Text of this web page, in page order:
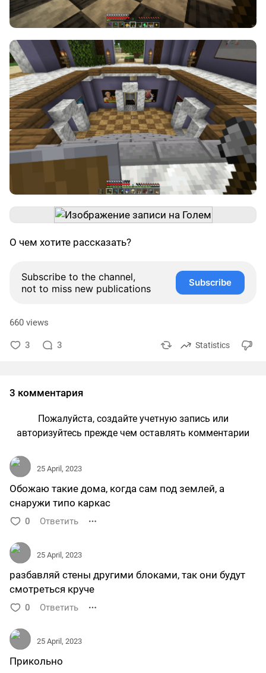
О чем хотите рассказать?
Subscribe to the channel,
not to miss new publications
Subscribe
660 views
3 3 Statistics
3 комментария
Пожалуйста, создайте учетную запись или
авторизуйтесь прежде чем оставлять комментарии
25 April, 2023
Обожаю такие дома, когда сам под землей, а
снаружи типо каркас
0 Ответить
25 April, 2023
разбавляй стены другими блоками, так они будут
смотреться круче
0 Ответить
25 April, 2023
Прикольно